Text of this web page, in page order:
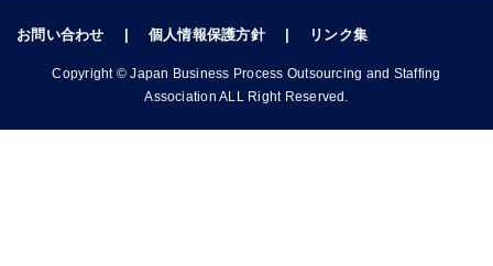
お問い合わせ 個人情報保護方針 リンク集
Copyright © Japan Business Process Outsourcing and Staffing
Association ALL Right Reserved.